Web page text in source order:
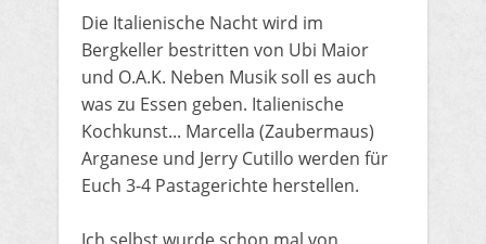
Die Italienische Nacht wird im
Bergkeller bestritten von Ubi Maior
und O.A.K. Neben Musik soll es auch
was zu Essen geben. Italienische
Kochkunst... Marcella (Zaubermaus)
Arganese und Jerry Cutillo werden für
Euch 3-4 Pastagerichte herstellen.